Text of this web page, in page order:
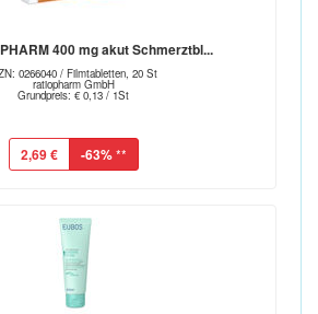
400 mg akut Schmerztbl...
0266040 / Filmtabletten, 20 St
ratiopharm GmbH
Grundpreis: € 0,13 / 1St
2,69 € -63%**